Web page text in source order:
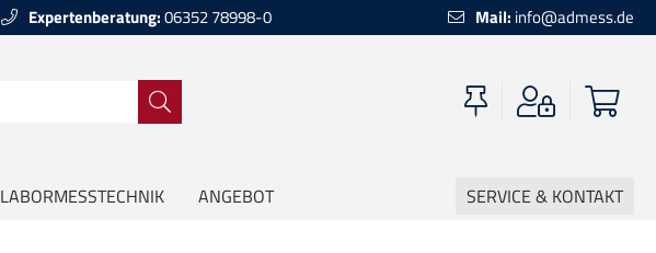
Expertenberatung:06352 78998-0 Mail: info@admess.de
LABORMESSTECHNIK ANGEBOT SERVICE & KONTAKT